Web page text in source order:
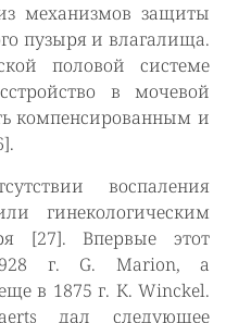
механизмов защиты
пузыря и влагалища.
половой системе
в мочевой
компенсированным и
воспаления
гинекологическим
[27]. Впервые этот
г. G. Marion, а
в 1875 г. К. Winckel.
дал следующее